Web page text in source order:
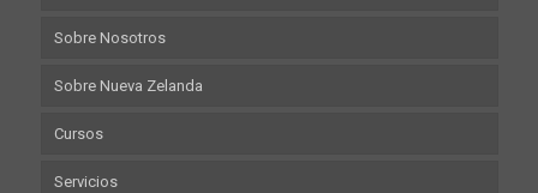
Sobre Nosotros
Sobre Nueva Zelanda
Cursos
Servicios